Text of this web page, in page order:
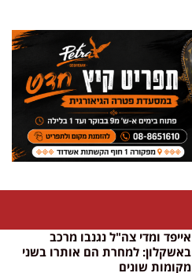
אייפד ומדי צה"ל נגנבו מרכב
באשקלון: למחרת הם אותרו בשני
מקומות שונים